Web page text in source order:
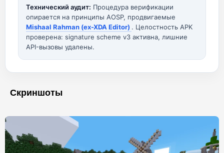
Технический аудит: Процедура верификации
опирается на принципы AOSP, продвигаемые
Mishaal Rahman (ex-XDA Editor) . Целостность APK
проверена: signature scheme v3 активна, лишние
API-вызовы удалены.
Скриншоты